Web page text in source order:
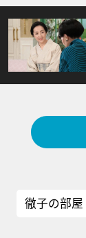
徹子の部屋